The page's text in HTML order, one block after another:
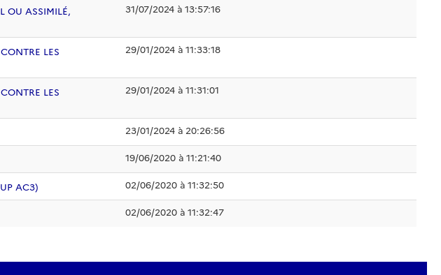
OU ASSIMILÉ,
31/07/2024 à 13:57:16
LES
29/01/2024 à 11:33:18
LES
29/01/2024 à 11:31:01
23/01/2024 à 20:26:56
19/06/2020 à 11:21:40
AC3) 02/06/2020 à 11:32:50
02/06/2020 à 11:32:47